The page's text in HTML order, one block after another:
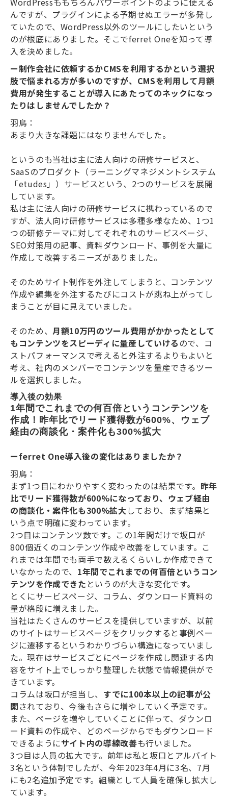
んですが、プラグインによる予期せぬエラーが多発し
ていたので、WordPress以外のツールにしたいという
のが根底にありました。そこでferret Oneを知って導
入を決めました。
ー制作会社に依頼するかCMSを利用するかという選択
肢で悩まれる方が多いのですが、CMSを利用して月額
費用が発生することが導入にあたってのネックになっ
たりはしませんでしたか？
羽鳥：
あまり大きな課題にはなりませんでした。
というのも当社は主に法人向けの研修サービスと、
SaaSのプロダクト（ラーニングマネジメントシステム
「etudes」）サービスという、2つのサービスを展開
しています。
私は主に法人向けの研修サービスに携わっているので
すが、法人向け研修サービスは多種多様なため、1つ1
つの研修テーマに対してそれぞれのサービスページ、
SEO対策用の記事、資料ダウンロード、事例を大量に
作成して改善するニーズがありました。
そのためサイト制作を外注してしまうと、コンテンツ
作成や編集を外注するたびにコストが跳ね上がってし
まうことが目に見えていました。
そのため、月額10万円のツール費用がかかったとして
もコンテンツをスピーディに量産していけるので、コ
ストパフォーマンスで考えると外注するよりもよいと
考え、社内のメンバーでコンテンツを量産できるツー
ルを選択しました。
導入後の効果
1年間でこれまでの何百倍というコンテンツを
作成！昨年比でリード獲得数が600%、ウェブ
経由の商談化・案件化も300%拡大
ーferret One導入後の変化はありましたか？
羽鳥：
まず1つ目にわかりやすく変わったのは結果です。 昨年
比でリード獲得数が600%になっており、ウェブ経由
の商談化・案件化も300%拡大しており、まず結果と
いう点で明確に変わっています。
2つ目はコンテンツ数です。この1年間だけで坂口が
800個近くのコンテンツ作成や改善をしています。こ
れまでは年間でも両手で数えるくらいしか作成できて
いなかったので、 1年間でこれまでの何百倍というコン
テンツを作成できた というのが大きな変化です。
とくにサービスページ、コラム、ダウンロード資料の
量が格段に増えました。
当社はたくさんのサービスを提供していますが、以前
のサイトはサービスページをクリックすると事例ペー
ジに遷移するというわかりづらい構造になっていまし
た。現在はサービスごとにページを作成し関連する内
容をサイト上でしっかり整理した状態で情報提供がで
きています。
コラムは坂口が担当し、 すでに100本以上の記事が公
開されており、今後もさらに増やしていく予定です。
また、ページを増やしていくことに伴って、ダウンロ
ード資料の作成や、どのページからでもダウンロード
できるようにサイト内の導線改善も行いました。
3つ目は人員の拡大です。前年は私と坂口とアルバイト
3名という体制でしたが、今年2023年4月に3名、7月
にも2名追加予定です。組織として人員を確保し拡大し
ています。